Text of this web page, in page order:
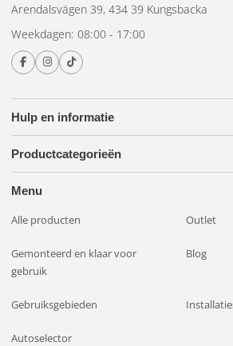
Hulp en informatie
Productcategorieën
Menu
Alle producten Outlet
Gemonteerd en klaar voor
gebruik
Blog
Gebruiksgebieden
Autoselector
Arendalsvägen 39, 434 39 Kungsbacka
Weekdagen: 08:00 - 17:00